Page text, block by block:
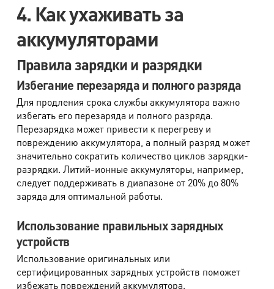
4. Как ухаживать за
аккумуляторами
Правила зарядки и разрядки
Избегание перезаряда и полного разряда
Для продления срока службы аккумулятора важно
избегать его перезаряда и полного разряда.
Перезарядка может привести к перегреву и
повреждению аккумулятора, а полный разряд может
значительно сократить количество циклов зарядки-
разрядки. Литий-ионные аккумуляторы, например,
следует поддерживать в диапазоне от 20% до 80%
заряда для оптимальной работы.
Использование правильных зарядных
устройств
Использование оригинальных или
сертифицированных зарядных устройств поможет
избежать повреждений аккумулятора.